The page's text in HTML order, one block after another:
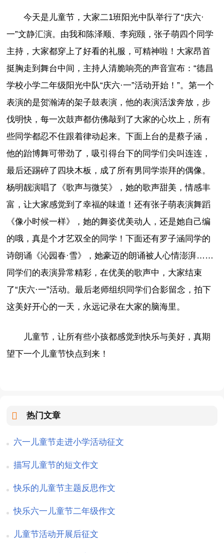
今天是儿童节，大家二1班阳光中队举行了“庆六·
一”文静汇演。由我和陈泽顺、李宛颐，张子萌四个同学
主持，大家都穿上了好看的礼服，可精神啦！大家昂首
挺胸走到舞台中间，主持人清脆响亮的声音宣布：“德昌
学校小学二年级阳光中队“庆六·一”活动开始！”。第一个
表演的是贺瀚涛的架子鼓表演，他的表演活泼奔放，步
伐明快，每一次鼓声都仿佛敲到了大家的心坎上，所有
些同学都忍不住跟着律动起来。下面上台的是蔡子涵，
他的跆博舞可带劲了，吸引得台下的同学们尖叫连连，
最后还踢碎了四块木板，成了所有男同学崇拜的偶像。
杨明靓演唱了《歌声与微笑》，她的歌声甜美，情感丰
富，让大家感觉到了幸福的味道！还有张子萌表演舞蹈
《像小时候一样》，她的舞姿优美动人，还是她自己编
的哦，真是个才艺双全的同学！下面还有罗子涵同学的
诗朗诵《沁园春·雪》，她豪迈的朗诵被人心情澎湃……
同学们的表演异常精彩，在优美的歌声中，大家结束
了“庆六·一”活动。最后老师组织同学们合影留念，拍下
这美好开心的一天，永远记录在大家的脑海里。
儿童节，让所有些小孩都感觉到快乐与美好，真期
望下一个儿童节快点到来！
热门文章
六一儿童节走进小学活动征文
描写儿童节的短文作文
快乐的儿童节主题反思作文
快乐六一儿童节二年级作文
儿童节活动开展后征文